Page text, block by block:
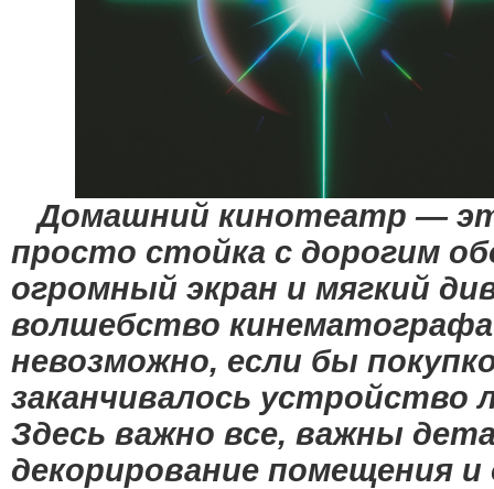
Домашний кинотеатр —
просто стойка с дорогим
огромный экран и мягкий
волшебство
невозможно, если бы
заканчивалось устройство
Здесь важно все, важны
декорирование помещения и